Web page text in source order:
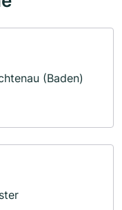
(Baden)